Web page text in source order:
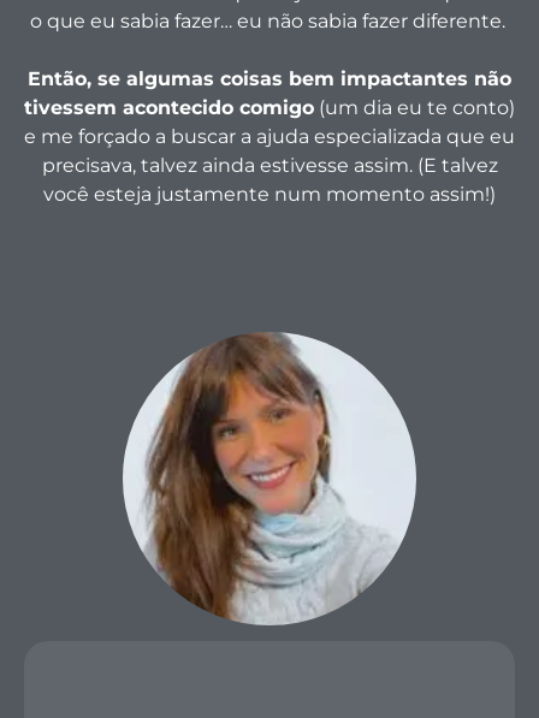
o que eu sabia fazer… eu não sabia fazer diferente.
Então, se algumas coisas bem impactantes não
tivessem acontecido comigo (um dia eu te conto)
e me forçado a buscar a ajuda especializada que eu
precisava, talvez ainda estivesse assim. (E talvez
você esteja justamente num momento assim!)